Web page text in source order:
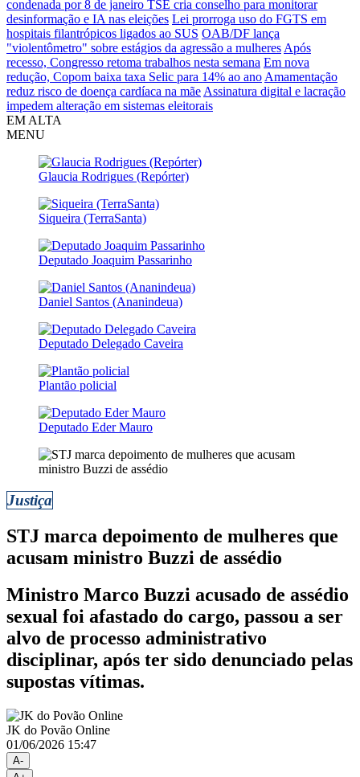
condenada por 8 de janeiro TSE cria conselho para monitorar
desinformação e IA nas eleições Lei prorroga uso do FGTS em
hospitais filantrópicos ligados ao SUS OAB/DF lança
"violentômetro" sobre estágios da agressão a mulheres Após
recesso, Congresso retoma trabalhos nesta semana Em nova
redução, Copom baixa taxa Selic para 14% ao ano Amamentação
reduz risco de doença cardíaca na mãe Assinatura digital e lacração
impedem alteração em sistemas eleitorais
EM ALTA
MENU
Glaucia Rodrigues (Repórter)
Siqueira (TerraSanta)
Deputado Joaquim Passarinho
Daniel Santos (Ananindeua)
Deputado Delegado Caveira
Plantão policial
Deputado Eder Mauro
Justiça
STJ marca depoimento de mulheres que
acusam ministro Buzzi de assédio
Ministro Marco Buzzi acusado de assédio
sexual foi afastado do cargo, passou a ser
alvo de processo administrativo
disciplinar, após ter sido denunciado pelas
supostas vítimas.
JK do Povão Online
01/06/2026 15:47
A-